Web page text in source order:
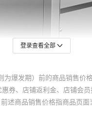
登录查看全部
爆发期）前的商品销售
券、店铺返利金、店铺
商品销售价格指商品页